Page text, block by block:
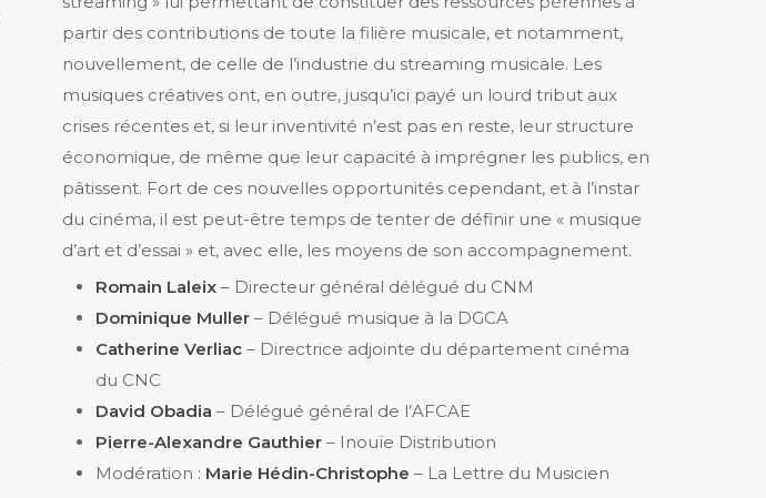
partir des contributions de toute la filière musicale, et notamment,
nouvellement, de celle de l’industrie du streaming musicale. Les
musiques créatives ont, en outre, jusqu’ici payé un lourd tribut aux
crises récentes et, si leur inventivité n’est pas en reste, leur structure
économique, de même que leur capacité à imprégner les publics, en
pâtissent. Fort de ces nouvelles opportunités cependant, et à l’instar
du cinéma, il est peut-être temps de tenter de définir une « musique
d’art et d’essai » et, avec elle, les moyens de son accompagnement.
Romain Laleix– Directeur général délégué du CNM
Dominique Muller– Délégué musique à la DGCA
Catherine Verliac– Directrice adjointe du département cinéma
du CNC
David Obadia – Délégué général de l’AFCAE
Pierre-Alexandre Gauthier– Inouïe Distribution
Modération : Marie Hédin-Christophe – La Lettre du Musicien